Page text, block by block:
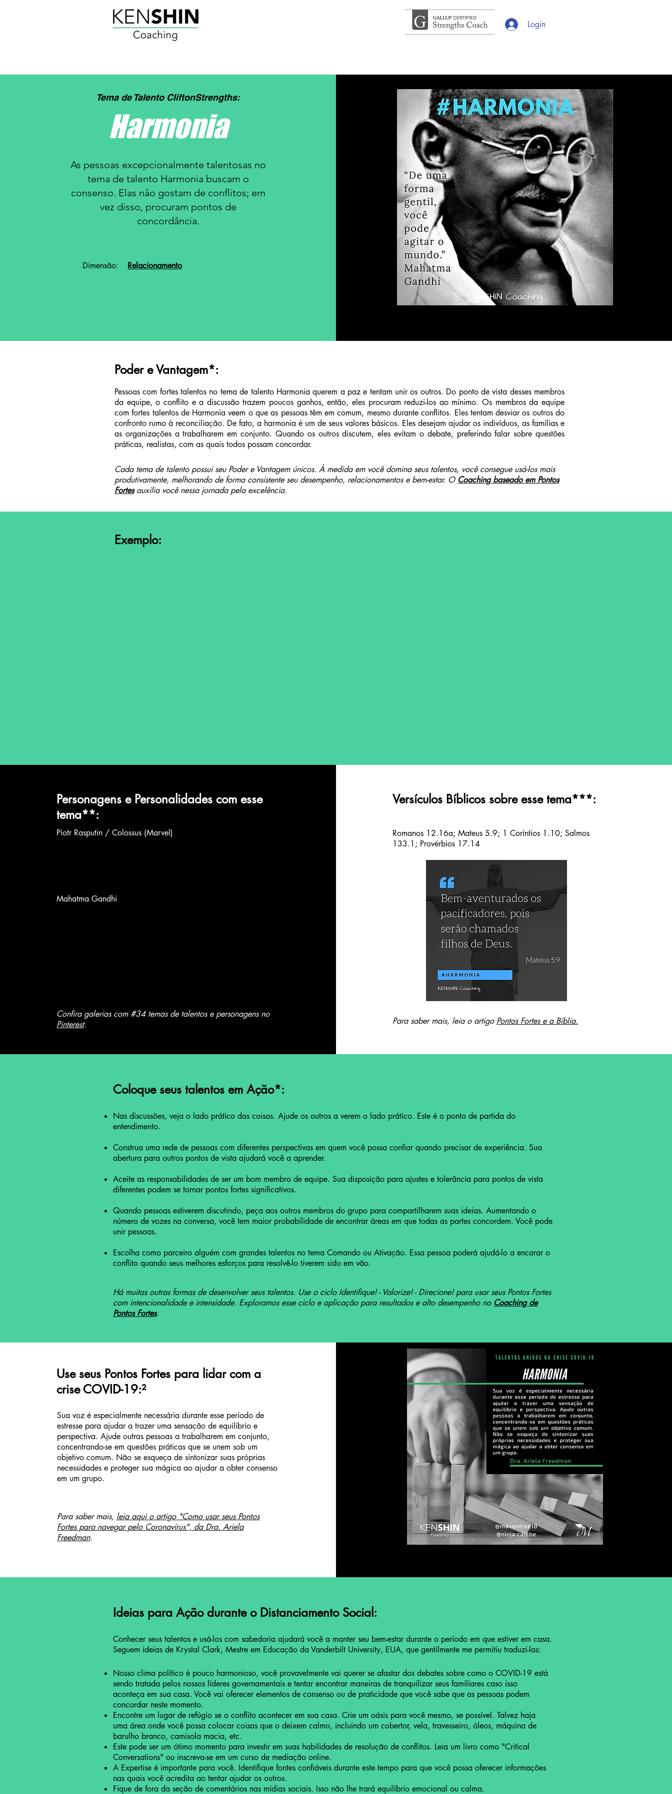
Login
Tema de Talento CliftonStrengths:
Harmonia
As pessoas excepcionalmente talentosas no
tema de talento Harmonia buscam o
consenso. Elas não gostam de conflitos; em
vez disso, procuram pontos de
concordância.
Dimensão: Relacionamento
Poder e Vantagem*:
Pessoas com fortes talentos no tema de talento Harmonia querem a paz e tentam unir os outros. Do ponto de vista desses membros
da equipe, o conflito e a discussão trazem poucos ganhos, então, eles procuram reduzi-los ao mínimo. Os membros da equipe
com fortes talentos de Harmonia veem o que as pessoas têm em comum, mesmo durante conflitos. Eles tentam desviar os outros do
confronto rumo à reconciliação. De fato, a harmonia é um de seus valores básicos. Eles desejam ajudar os indivíduos, as famílias e
as organizações a trabalharem em conjunto. Quando os outros discutem, eles evitam o debate, preferindo falar sobre questões
práticas, realistas, com as quais todos possam concordar.
Cada tema de talento possui seu Poder e Vantagem únicos. À medida em você domina seus talentos, você consegue usá-los mais
produtivamente, melhorando de forma consistente seu desempenho, relacionamentos e bem-estar. O Coaching baseado em Pontos
Fortesauxilia você nessa jornada pela excelência.
Exemplo:
Personagens e Personalidades com esse
tema**:
Piotr Rasputin / Colossus (Marvel)
Mahatma Gandhi
Confira galerias com #34 temas de talentos e personagens no
Pinterest.
Versículos Bíblicos sobre esse tema***:
Romanos 12.16a; Mateus 5.9; 1 Coríntios 1.10; Salmos
133.1; Provérbios 17.14
Para saber mais, leia o artigo Pontos Fortes e a Bíblia.
Coloque seus talentos em Ação*:
Nas discussões, veja o lado prático das coisas. Ajude os outros a verem o lado prático. Este é o ponto de partida do
entendimento.
Construa uma rede de pessoas com diferentes perspectivas em quem você possa confiar quando precisar de experiência. Sua
abertura para outros pontos de vista ajudará você a aprender.
Aceite as responsabilidades de ser um bom membro de equipe. Sua disposição para ajustes e tolerância para pontos de vista
diferentes podem se tornar pontos fortes significativos.
Quando pessoas estiverem discutindo, peça aos outros membros do grupo para compartilharem suas ideias. Aumentando o
número de vozes na conversa, você tem maior probabilidade de encontrar áreas em que todas as partes concordem. Você pode
unir pessoas.
Escolha como parceiro alguém com grandes talentos no tema Comando ou Ativação. Essa pessoa poderá ajudá-lo a encarar o
conflito quando seus melhores esforços para resolvê-lo tiverem sido em vão.
Há muitas outras formas de desenvolver seus talentos. Use o ciclo Identifique! - Valorize! - Direcione! para usar seus Pontos Fortes
com intencionalidade e intensidade. Exploramos esse ciclo e aplicação para resultados e alto desempenho no Coaching de
Pontos Fortes.
Use seus Pontos Fortes para lidar com a
crise COVID-19:²
Sua voz é especialmente necessária durante esse período de
estresse para ajudar a trazer uma sensação de equilíbrio e
perspectiva. Ajude outras pessoas a trabalharem em conjunto,
concentrando-se em questões práticas que se unem sob um
objetivo comum. Não se esqueça de sintonizar suas próprias
necessidades e proteger sua mágica ao ajudar a obter consenso
em um grupo.
Para saber mais, leia aqui o artigo "Como usar seus Pontos
Fortes para navegar pelo Coronavírus", da Dra. Ariela
Freedman.
Ideias para Ação durante o Distanciamento Social:
Conhecer seus talentos e usá-los com sabedoria ajudará você a manter seu bem-estar durante o período em que estiver em casa.
Seguem ideias de Krystal Clark, Mestre em Educação da Vanderbilt University, EUA, que gentilmente me permitiu traduzi-las:
Nosso clima político é pouco harmonioso, você provavelmente vai querer se afastar dos debates sobre como o COVID-19 está
sendo tratada pelos nossos líderes governamentais e tentar encontrar maneiras de tranquilizar seus familiares caso isso
aconteça em sua casa. Você vai oferecer elementos de consenso ou de praticidade que você sabe que as pessoas podem
concordar neste momento.
Encontre um lugar de refúgio se o conflito acontecer em sua casa. Crie um oásis para você mesmo, se possível. Talvez haja
uma área onde você possa colocar coisas que o deixem calmo, incluindo um cobertor, vela, travesseiro, óleos, máquina de
barulho branco, camisola macia, etc.
Este pode ser um ótimo momento para investir em suas habilidades de resolução de conflitos. Leia um livro como "Critical
Conversations" ou inscreva-se em um curso de mediação online.
A Expertise é importante para você. Identifique fontes confiáveis durante este tempo para que você possa oferecer informações
nas quais você acredita ao tentar ajudar os outros.
Fique de fora da seção de comentários nas mídias sociais. Isso não lhe trará equilíbrio emocional ou calma.